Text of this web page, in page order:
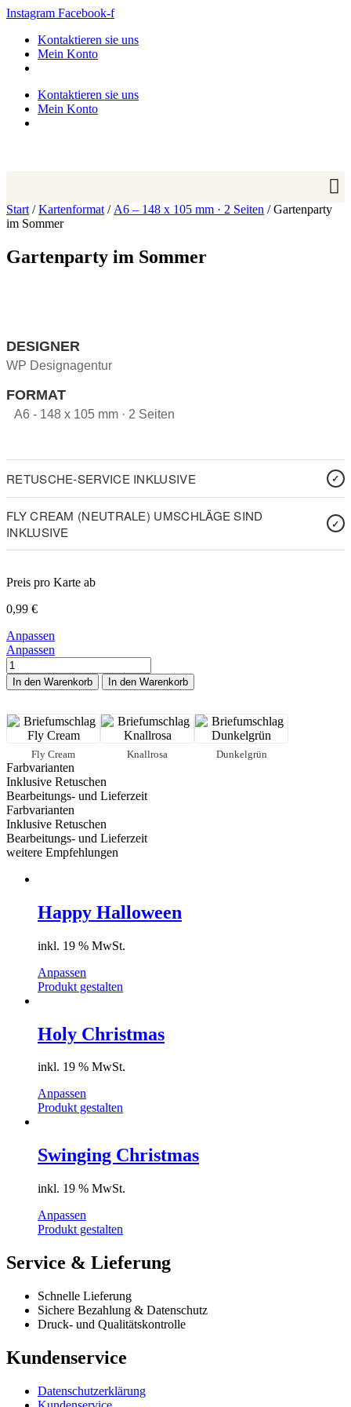
Zum
springen
Instagram Facebook-f
Kontaktieren sie uns
Mein Konto
Kontaktieren sie uns
Mein Konto
Start /Kartenformat / A6 – 148 x 105 mm · 2 Seiten / Gartenparty
im Sommer
Gartenparty im Sommer
DESIGNER
WP Designagentur
FORMAT
A6 - 148 x 105 mm · 2 Seiten
RETUSCHE-SERVICE INKLUSIVE
FLY CREAM (NEUTRALE) UMSCHLÄGE SIND
INKLUSIVE
Preis pro Karte ab
0,99 €
Anpassen
Anpassen
Gartenparty
im
Sommer
In den Warenkorb In den Warenkorb
Fly Cream Knallrosa Dunkelgrün
Farbvarianten
Inklusive Retuschen
Bearbeitungs- und Lieferzeit
Farbvarianten
Inklusive Retuschen
Bearbeitungs- und Lieferzeit
weitere Empfehlungen
Happy Halloween
inkl. 19 % MwSt.
Anpassen
Produkt gestalten
Holy Christmas
inkl. 19 % MwSt.
Anpassen
Produkt gestalten
Swinging Christmas
inkl. 19 % MwSt.
Anpassen
Produkt gestalten
Service & Lieferung
Schnelle Lieferung
Sichere Bezahlung & Datenschutz
Druck- und Qualitätskontrolle
Kundenservice
Datenschutzerklärung